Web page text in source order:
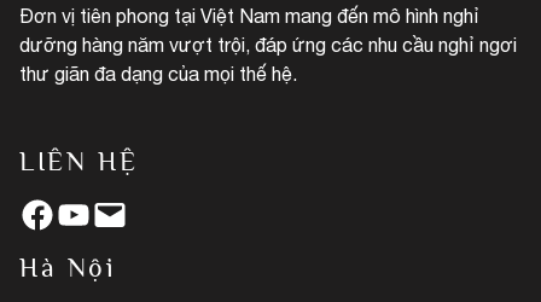
Đơn vị tiên phong tại Việt Nam mang đến mô hình nghỉ
dưỡng hàng năm vượt trội, đáp ứng các nhu cầu nghỉ ngơi
thư giãn đa dạng của mọi thế hệ.
LIÊN HỆ
Facebook YouTube Mail
Hà Nội